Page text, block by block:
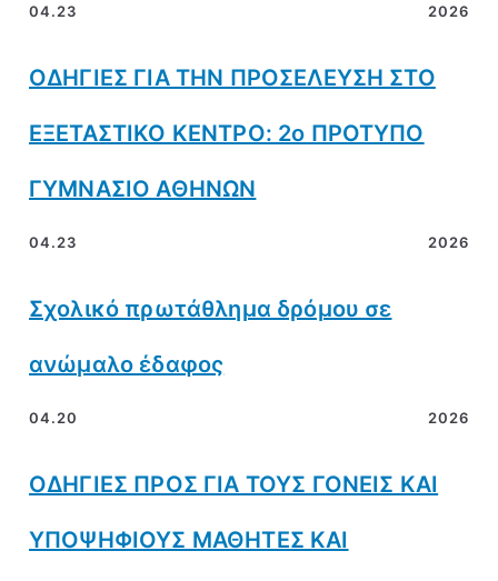
04.23 2026
ΟΔΗΓΙΕΣ ΓΙΑ ΤΗΝ ΠΡΟΣΕΛΕΥΣΗ ΣΤΟ
ΕΞΕΤΑΣΤΙΚΟ ΚΕΝΤΡΟ: 2ο ΠΡΟΤΥΠΟ
ΓΥΜΝΑΣΙΟ ΑΘΗΝΩΝ
04.23 2026
Σχολικό πρωτάθλημα δρόμου σε
ανώμαλο έδαφος
04.20 2026
ΟΔΗΓΙΕΣ ΠΡΟΣ ΓΙΑ ΤΟΥΣ ΓΟΝΕΙΣ ΚΑΙ
ΥΠΟΨΗΦΙΟΥΣ ΜΑΘΗΤΕΣ ΚΑΙ